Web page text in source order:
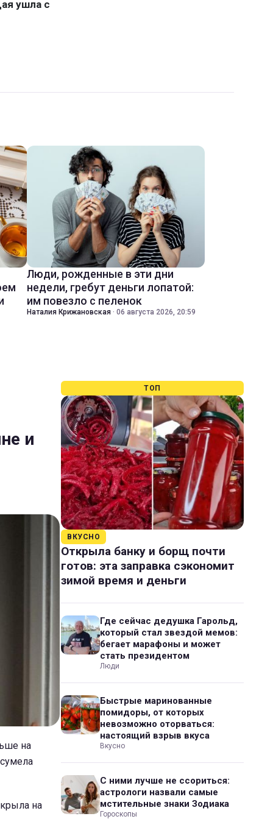
Люди, рожденные в эти дни
недели, гребут деньги лопатой:
им повезло с пеленок
Наталия Крижановская · 06 августа 2026, 20:59
и
на
на
ТОП
ВКУСНО
Открыла банку и борщ почти
готов: эта заправка сэкономит
зимой время и деньги
Где сейчас дедушка Гарольд,
который стал звездой мемов:
бегает марафоны и может
стать президентом
Люди
Быстрые маринованные
помидоры, от которых
невозможно оторваться:
настоящий взрыв вкуса
Вкусно
С ними лучше не ссориться:
астрологи назвали самые
мстительные знаки Зодиака
Гороскопы